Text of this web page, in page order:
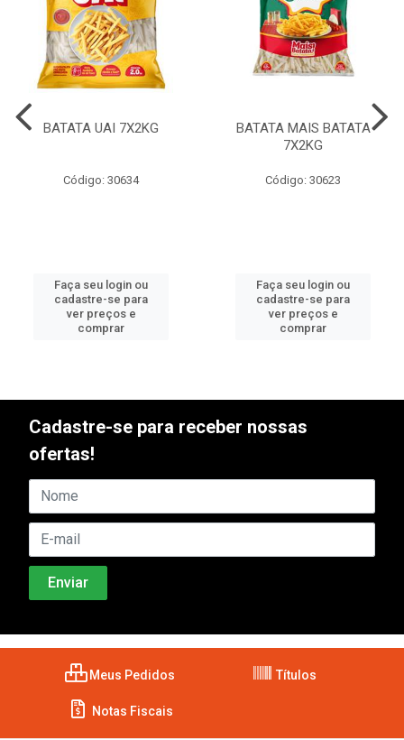
BATATA UAI 7X2KG
Código: 30634
Faça seu login ou
cadastre-se para
ver preços e
comprar
BATATA MAIS BATATA
7X2KG
Código: 30623
Faça seu login ou
cadastre-se para
ver preços e
comprar
Cadastre-se para receber nossas
ofertas!
Meus Pedidos Títulos
Notas Fiscais